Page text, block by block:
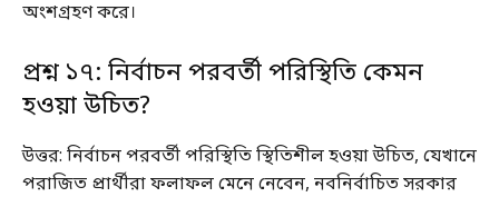
অংশগ্রহণ করে।
প্রশ্ন ১৭: নির্বাচন পরবর্তী পরিস্থিতি কেমন
হওয়া উচিত?
উত্তর: নির্বাচন পরবর্তী পরিস্থিতি স্থিতিশীল হওয়া উচিত, যেখানে
পরাজিত প্রার্থীরা ফলাফল মেনে নেবেন, নবনির্বাচিত সরকার